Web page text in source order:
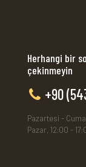
Herhangi bir
çekinmeyin
+90
Pazartesi -
Pazar, 12:00 -